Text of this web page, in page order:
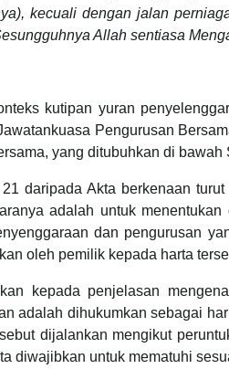
kecuali dengan jalan
Allah sentiasa
kutipan yuran
Pengurusan
yang ditubuhkan di
daripada Akta berkenaan
adalah untuk
dan pengurusan
oleh pemilik kepada harta
kepada penjelasan
adalah dihukumkan sebagai
dijalankan mengikut
diwajibkan untuk mematuhi